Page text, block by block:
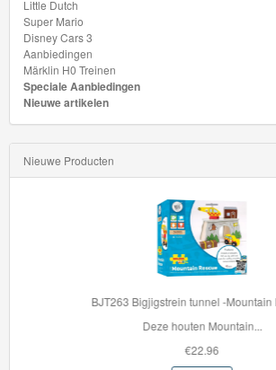
Little Dutch
Super Mario
Disney Cars 3
Aanbiedingen
Märklin H0 Treinen
Speciale Aanbiedingen
Nieuwe artikelen
Nieuwe Producten
BJT263 Bigjigstrein tunnel -Mountain
Deze houten Mountain...
€22.96